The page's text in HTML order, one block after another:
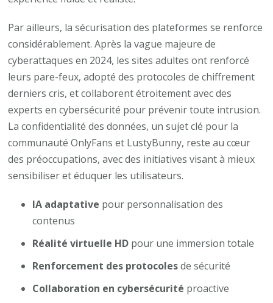
Par ailleurs, la sécurisation des plateformes se renforce
considérablement. Après la vague majeure de
cyberattaques en 2024, les sites adultes ont renforcé
leurs pare-feux, adopté des protocoles de chiffrement
derniers cris, et collaborent étroitement avec des
experts en cybersécurité pour prévenir toute intrusion.
La confidentialité des données, un sujet clé pour la
communauté OnlyFans et LustyBunny, reste au cœur
des préoccupations, avec des initiatives visant à mieux
sensibiliser et éduquer les utilisateurs.
IA adaptative pour personnalisation des
contenus
Réalité virtuelle HD pour une immersion totale
Renforcement des protocolesde sécurité
Collaboration en cybersécurité proactive